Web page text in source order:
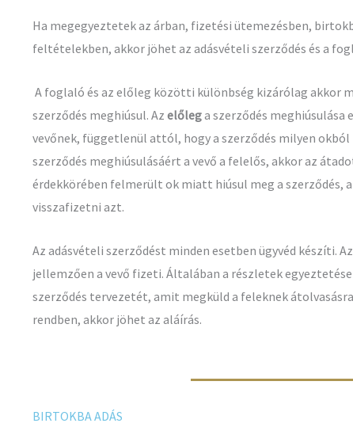
Ha megegyeztetek az árban, fizetési ütemezésben,
feltételekben, akkor jöhet az adásvételi szerződés és a
A foglaló és az előleg közötti különbség kizárólag akkor
szerződés meghiúsul. Az előlega szerződés meghiúsulása
vevőnek, függetlenül attól, hogy a szerződés milyen okból
szerződés meghiúsulásáért a vevő a felelős, akkor az
érdekkörében felmerült ok miatt hiúsul meg a szerződés,
visszafizetni azt.
Az adásvételi szerződést minden esetben ügyvéd készíti. Az
jellemzően a vevő fizeti. Általában a részletek
szerződés tervezetét, amit megküld a feleknek
rendben, akkor jöhet az aláírás.
BIRTOKBA ADÁS